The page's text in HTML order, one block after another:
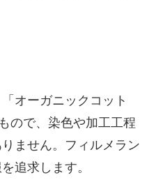
オーガニックコット
ので、染色や加工工程
ません。フィルメラン
追求します。